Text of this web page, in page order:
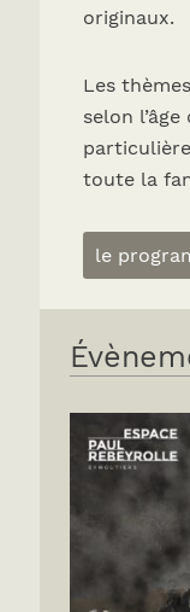
originaux.
Les
selon
toute la
le